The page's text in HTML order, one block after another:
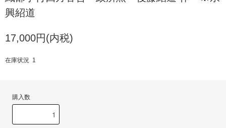
興紹道
17,000円(内税)
在庫状況 1
購入数